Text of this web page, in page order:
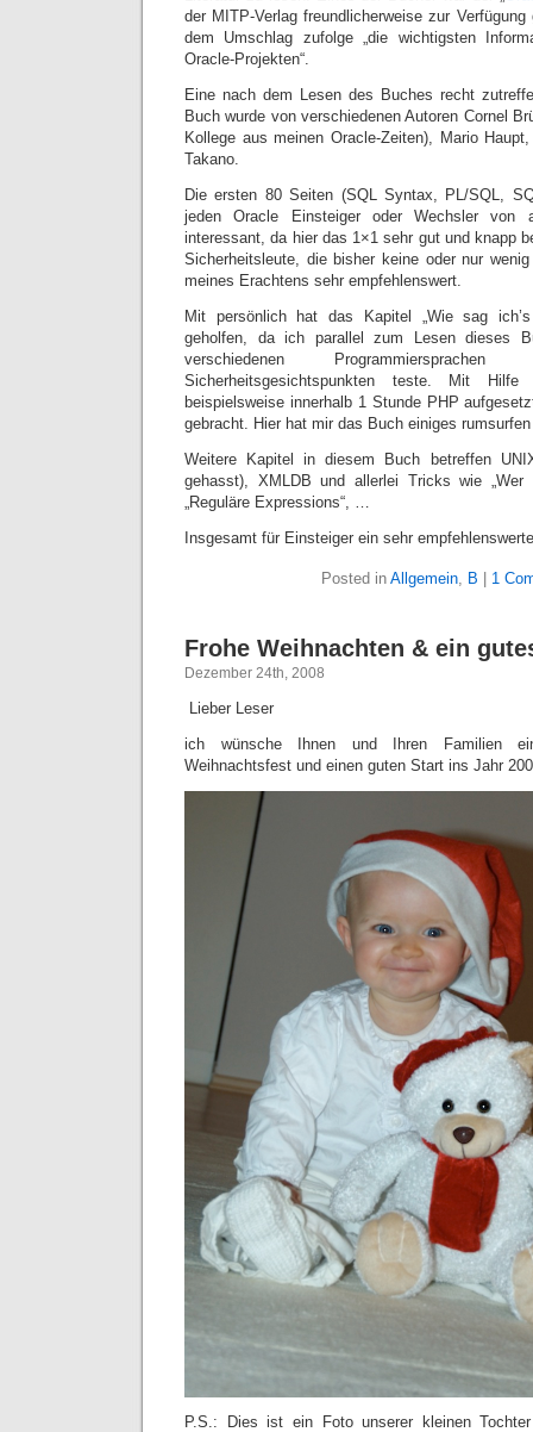
der MITP-Verlag freundlicherweise zur
dem Umschlag zufolge „die wichtigsten
Oracle-Projekten“.
Eine nach dem Lesen des Buches recht
Buch wurde von verschiedenen Autoren Cornel
Kollege aus meinen Oracle-Zeiten), Mario
Takano.
Die ersten 80 Seiten (SQL Syntax, PL/SQL,
jeden Oracle Einsteiger oder Wechsler von
interessant, da hier das 1×1 sehr gut und knapp
Sicherheitsleute, die bisher keine oder nur
meines Erachtens sehr empfehlenswert.
Mit persönlich hat das Kapitel „Wie sag
geholfen, da ich parallel zum Lesen dieses
verschiedenen
Sicherheitsgesichtspunkten teste. Mit
beispielsweise innerhalb 1 Stunde PHP
gebracht. Hier hat mir das Buch einiges
Weitere Kapitel in diesem Buch betreffen
gehasst), XMLDB und allerlei Tricks wie „Wer
„Reguläre Expressions“, …
Insgesamt für Einsteiger ein sehr
Posted in Allgemein, B 1
Frohe Weihnachten & ein
Dezember 24th, 2008
Lieber Leser
ich wünsche Ihnen und Ihren Familien
Weihnachtsfest und einen guten Start ins Jahr
P.S.: Dies ist ein Foto unserer kleinen